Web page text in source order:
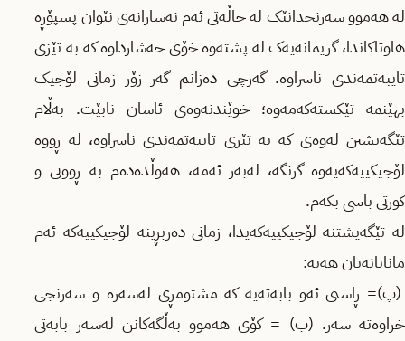
لە هەموو سەرنجدانێک لە حاڵەتی ئەم نەسازانەی نێوان پسپۆڕە
هاوتاکاندا، گریمانەیەک لە پشتەوە خۆی حەشارداوە کە بە تێزی
تایبەتمەندی ناسراوە. گەرچی دەزانم گەر زۆر زمانی لۆجیک
بهێنمە تێکستەکەمەوە؛ خوێندنەوەی ئاسان نابێت. بەڵام
تێگەیشتن لەوەی کە بە تێزی تایبەتمەندی ناسراوە، لە ڕووە
لۆجیکیيەکەیەوە گرنگە، لەبەر ئەمە، هەوڵدەدەم بە ڕوونی و
کورتی باسی بکەم.
لە تێگەیشتنە لۆجیکییەکەیدا، زمانی دەربڕینە لۆجیکییەکە ئەم
مانایانەیان هەیە:
(پ)= ڕاستی ئەو بابەتەیە کە مشتومڕی لەسەرە و سەرنجی
خراوەتە سەر. (ب) = کۆی هەموو بەڵگەکانن لەسەر بابەتی